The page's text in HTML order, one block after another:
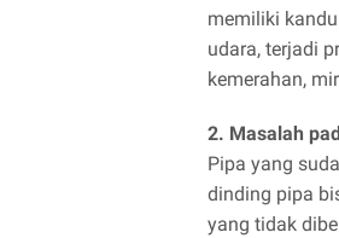
memiliki
udara, terjadi
kemerahan,
2. Masalah
Pipa yang
dinding pipa
yang tidak